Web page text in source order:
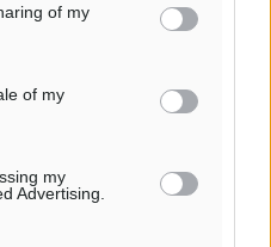
of my
of my
my
Advertising.
τουριστικό γραφείο
την επίσκεψη του στη
στην Ελλάδα